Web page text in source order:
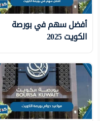
أفضل سهم في بورصة
الكويت 2025